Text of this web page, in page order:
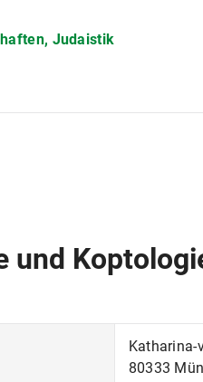
Judaistik
und
Katharina-
80333